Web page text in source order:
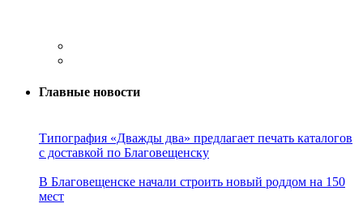
Главные новости
Типография «Дважды два» предлагает печать каталогов
с доставкой по Благовещенску
В Благовещенске начали строить новый роддом на 150
мест